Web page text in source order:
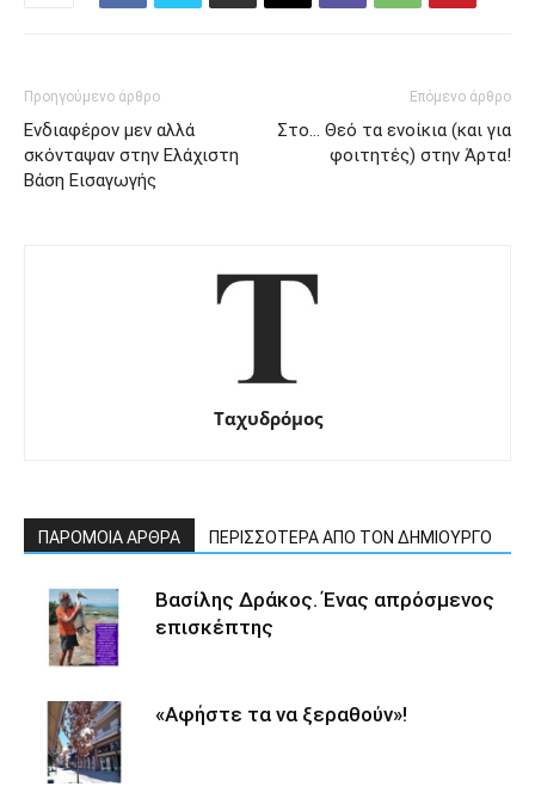
Προηγούμενο άρθρο
Ενδιαφέρον μεν αλλά
σκόνταψαν στην Ελάχιστη
Βάση Εισαγωγής
Επόμενο άρθρο
Στο… Θεό τα ενοίκια (και για
φοιτητές) στην Άρτα!
Ταχυδρόμος
ΠΑΡΟΜΟΙΑ ΑΡΘΡΑ ΠΕΡΙΣΣΟΤΕΡΑ ΑΠΟ ΤΟΝ ΔΗΜΙΟΥΡΓΟ
Βασίλης Δράκος. Ένας απρόσμενος
επισκέπτης
«Αφήστε τα να ξεραθούν»!